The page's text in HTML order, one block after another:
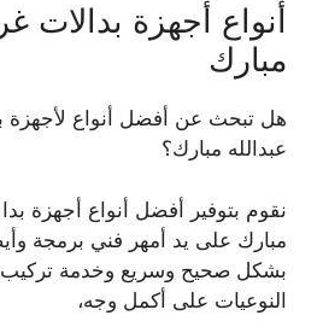
أنواع أجهزة بدالات
مبارك
هل تبحث عن أفضل أنواع لأجهزة
عبدالله مبارك؟
نقوم بتوفير أفضل أنواع أجهزة
مبارك على يد أمهر فني برمجة
بشكل صحيح وسريع وخدمة تركيب
النوعيات على أكمل وجه،